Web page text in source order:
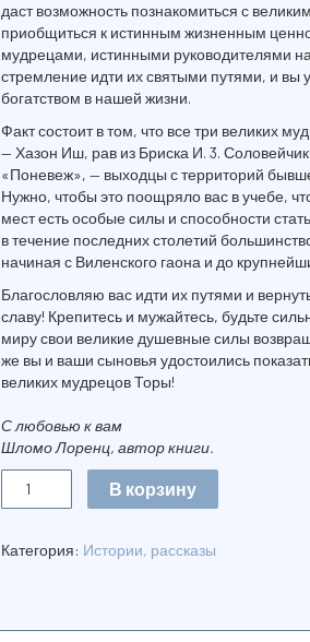
даст возможность познакомиться с
приобщиться к истинным жизненным
мудрецами, истинными руководителями
стремление идти их святыми путями, и вы
богатством в нашей жизни.
Факт состоит в том, что все три великих
— Хазон Иш, рав из Бриска И. 3.
«Поневеж», — выходцы с территорий
Нужно, чтобы это поощряло вас в учебе,
мест есть особые силы и способности
в течение последних столетий
начиная с Виленского гаона и до
Благословляю вас идти их путями и
славу! Крепитесь и мужайтесь, будьте
миру свои великие душевные силы
же вы и ваши сыновья удостоились
великих мудрецов Торы!
С любовью к вам
Шломо Лоренц, автор книги.
ВЕЛИКИХ
В корзину
Категория: Истории, рассказы